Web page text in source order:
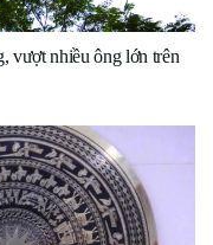
vượt nhiều ông lớn trên